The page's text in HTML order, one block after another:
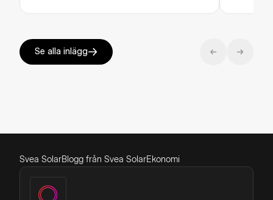
Se alla inlägg
Svea SolarBlogg från Svea SolarEkonomi